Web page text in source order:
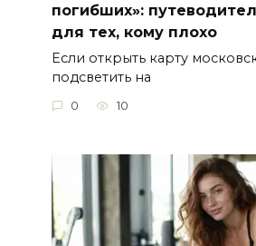
погибших»:
для тех, кому плохо
Если открыть карту
подсветить на
0 10